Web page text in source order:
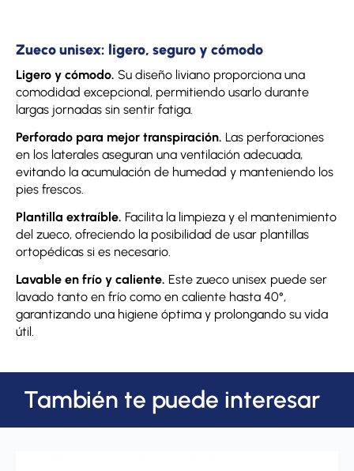
Zueco unisex: ligero, seguro y cómodo
Ligero y cómodo. Su diseño liviano proporciona una
comodidad excepcional, permitiendo usarlo durante
largas jornadas sin sentir fatiga.
Perforado para mejor transpiración. Las perforaciones
en los laterales aseguran una ventilación adecuada,
evitando la acumulación de humedad y manteniendo los
pies frescos.
Plantilla extraíble. Facilita la limpieza y el mantenimiento
del zueco, ofreciendo la posibilidad de usar plantillas
ortopédicas si es necesario.
Lavable en frío y caliente. Este zueco unisex puede ser
lavado tanto en frío como en caliente hasta 40°,
garantizando una higiene óptima y prolongando su vida
útil.
También te puede interesar